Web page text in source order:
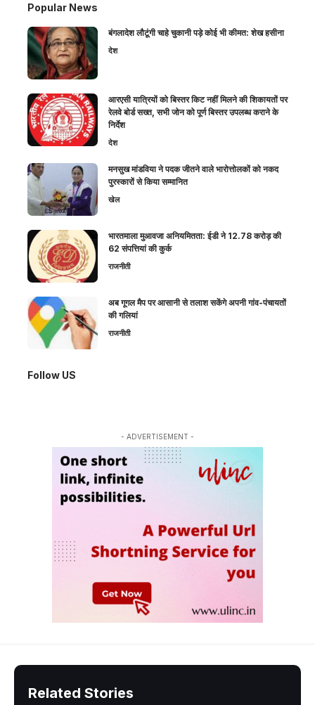
Popular News
बंगलादेश लौटूंगी चाहे चुकानी पड़े कोई भी कीमत: शेख हसीना
देश
आरएसी यात्रियों को बिस्तर किट नहीं मिलने की शिकायतों पर
रेलवे बोर्ड सख्त, सभी जोन को पूर्ण बिस्तर उपलब्ध कराने के
निर्देश
देश
मनसुख मांडविया ने पदक जीतने वाले भारोत्तोलकों को नकद
पुरस्कारों से किया सम्मानित
खेल
भारतमाला मुआवजा अनियमितता: ईडी ने 12.78 करोड़ की
62 संपत्तियां की कुर्क
राजनीती
अब गूगल मैप पर आसानी से तलाश सकेंगे अपनी गांव-पंचायतों
की गलियां
राजनीती
Follow US
- ADVERTISEMENT -
Related Stories